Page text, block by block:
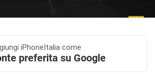
iPhoneItalia come
preferita su Google